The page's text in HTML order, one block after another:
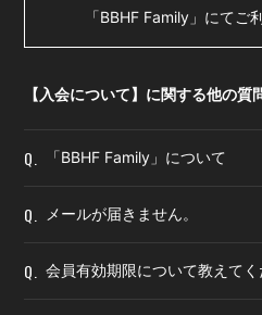
「BBHF Family」にてご
【入会について】に関する他の質
Q. 「BBHF Family」について
Q. メールが届きません。
Q. 会員有効期限について教えてく